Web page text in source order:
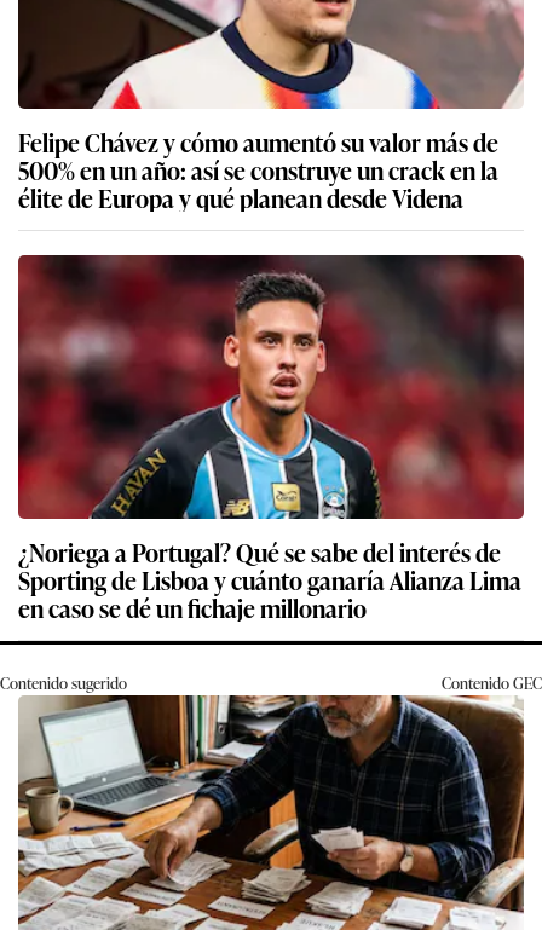
Felipe Chávez y cómo aumentó su valor más de
500% en un año: así se construye un crack en la
élite de Europa y qué planean desde Videna
¿Noriega a Portugal? Qué se sabe del interés de
Sporting de Lisboa y cuánto ganaría Alianza Lima
en caso se dé un fichaje millonario
Contenido sugerido ContenidoGEC